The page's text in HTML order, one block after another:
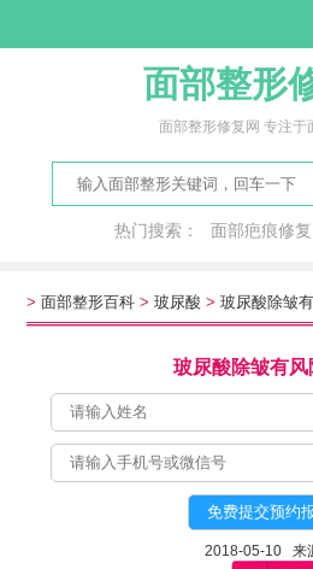
面部整形
面部整形修复网 专注于
热门搜索： 面部疤痕修复
>面部整形百科 >玻尿酸 >玻尿酸除皱
玻尿酸除皱有风
2018-05-10 来